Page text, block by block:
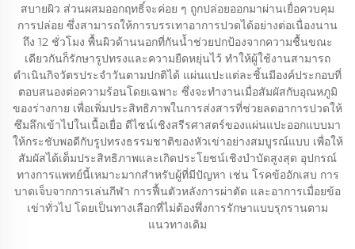
สบายผิว ส่วนผสมออกฤทธิ์จะค่อย ๆ ถูกปล่อยออกมาผ่านเยื่อควบคุม
การปล่อย ซึ่งสามารถให้การบรรเทาอาการปวดได้อย่างต่อเนื่องนาน
ถึง 12 ชั่วโมง พื้นผิวด้านนอกที่กันน้ำช่วยปกป้องจากความชื้นขณะ
เดียวกันก็รักษารูปทรงและความยืดหยุ่นไว้ ทำให้ผู้ใช้งานสามารถ
ดำเนินกิจวัตรประจำวันตามปกติได้ แผ่นแปะแต่ละชิ้นมีองค์ประกอบที่
ตอบสนองต่อความร้อนโดยเฉพาะ ซึ่งจะทำงานเมื่อสัมผัสกับอุณหภูมิ
ของร่างกาย เพื่อเพิ่มประสิทธิภาพในการส่งสารที่ช่วยลดอาการปวดให้
ซึมลึกเข้าไปในเนื้อเยื่อ ดีไซน์เชิงสรีรศาสตร์ของแผ่นแปะออกแบบมา
ให้กระชับพอดีกับรูปทรงธรรมชาติของหัวเข่าอย่างสมบูรณ์แบบ เพื่อให้
สัมผัสได้เต็มประสิทธิภาพและเกิดประโยชน์เชิงบำบัดสูงสุด อุปกรณ์
ทางการแพทย์นี้เหมาะมากสำหรับผู้ที่มีปัญหา เช่น โรคข้ออักเสบ การ
บาดเจ็บจากการเล่นกีฬา การฟื้นตัวหลังการผ่าตัด และอาการเมื่อยข้อ
เข่าทั่วไป โดยเป็นทางเลือกที่ไม่ต้องพึ่งการรักษาแบบรุกรานตาม
แนวทางเดิม